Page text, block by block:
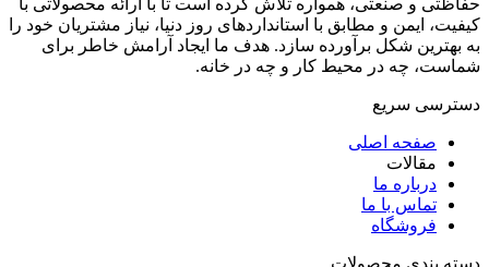
حفاظتی و صنعتی، همواره تلاش کرده است تا با ارائه محصولاتی با
کیفیت، ایمن و مطابق با استانداردهای روز دنیا، نیاز مشتریان خود را
به بهترین شکل برآورده سازد. هدف ما ایجاد آرامش خاطر برای
شماست، چه در محیط کار و چه در خانه.
دسترسی سریع
صفحه اصلی
مقالات
درباره ما
تماس با ما
فروشگاه